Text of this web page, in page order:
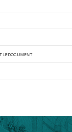
LE DOCUMENT